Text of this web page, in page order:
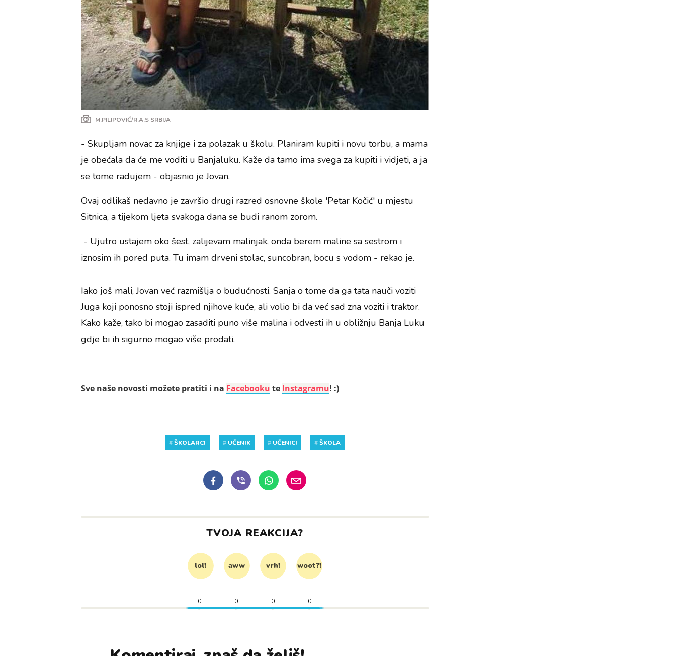
M.PILIPOVIĆ/R.A.S SRBIJA
- Skupljam novac za knjige i za polazak u školu. Planiram kupiti i novu torbu, a mama
je obećala da će me voditi u Banjaluku. Kaže da tamo ima svega za kupiti i vidjeti, a ja
se tome radujem - objasnio je Jovan.
Ovaj odlikaš nedavno je završio drugi razred osnovne škole 'Petar Kočić' u mjestu
Sitnica, a tijekom ljeta svakoga dana se budi ranom zorom.
- Ujutro ustajem oko šest, zalijevam malinjak, onda berem maline sa sestrom i
iznosim ih pored puta. Tu imam drveni stolac, suncobran, bocu s vodom - rekao je.
Iako još mali, Jovan već razmišlja o budućnosti. Sanja o tome da ga tata nauči voziti
Juga koji ponosno stoji ispred njihove kuće, ali volio bi da već sad zna voziti i traktor.
Kako kaže, tako bi mogao zasaditi puno više malina i odvesti ih u obližnju Banja Luku
gdje bi ih sigurno mogao više prodati.
Sve naše novosti možete pratiti i na Facebooku te Instagramu! :)
#ŠKOLARCI # UČENIK # UČENICI #ŠKOLA
TVOJA REAKCIJA?
lol! aww vrh! woot?!
0 0 0 0